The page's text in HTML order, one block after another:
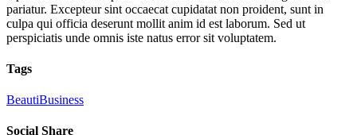
pariatur. Excepteur sint occaecat cupidatat non proident, sunt in
culpa qui officia deserunt mollit anim id est laborum. Sed ut
perspiciatis unde omnis iste natus error sit voluptatem.
Tags
BeautiBusiness
Social Share